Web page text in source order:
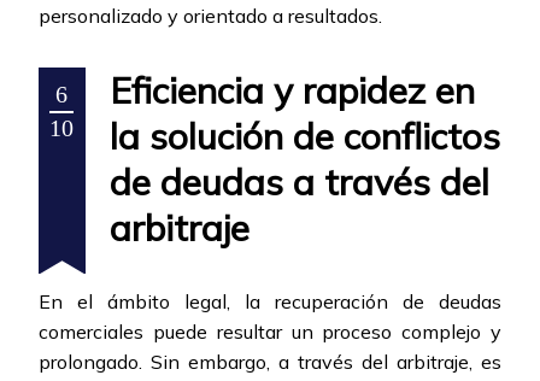
personalizado y orientado a resultados.
6
10
Eficiencia y rapidez en
la solución de conflictos
de deudas a través del
arbitraje
En el ámbito legal, la recuperación de deudas
comerciales puede resultar un proceso complejo y
prolongado. Sin embargo, a través del arbitraje, es